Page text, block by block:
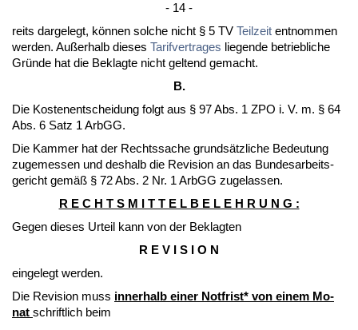
- 14 -
reits dar­ge­legt, können sol­che nicht § 5 TV Teil­zeit ent­nom­men
wer­den. Außer­halb die­ses Ta­rif­ver­tra­ges lie­gen­de be­trieb­li­che
Gründe hat die Be­klag­te nicht gel­tend ge­macht.
B.
Die Kos­ten­ent­schei­dung folgt aus § 97 Abs. 1 ZPO i. V. m. § 64
Abs. 6 Satz 1 ArbGG.
Die Kam­mer hat der Rechts­sa­che grundsätz­li­che Be­deu­tung
zu­ge­mes­sen und des­halb die Re­vi­si­on an das Bun­des­ar­beits­
ge­richt gemäß § 72 Abs. 2 Nr. 1 ArbGG zu­ge­las­sen.
R E C H T S M I T T E L B E L E H R U N G :
Ge­gen die­ses Ur­teil kann von der Be­klag­ten
R E V I S I O N
ein­ge­legt wer­den.
Die Re­vi­si­on muss in­ner­halb ei­ner Not­frist* von ei­nem Mo­
nat schrift­lich beim